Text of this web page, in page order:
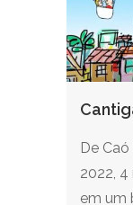
De
2022, 4
em um